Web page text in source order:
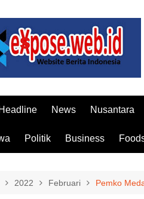
Headline News Nusantara
Politik Business
2022 Februari Pemko